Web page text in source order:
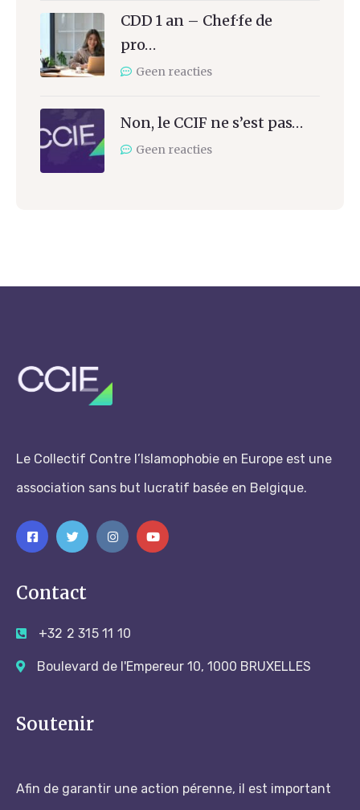
CDD 1 an – Chef·fe de
pro…
Geen reacties
Non, le CCIF ne s’est pas…
Geen reacties
Le Collectif Contre l’Islamophobie en Europe est une
association sans but lucratif basée en Belgique.
Contact
+32 2 315 11 10
Boulevard de l'Empereur 10, 1000 BRUXELLES
Soutenir
Afin de garantir une action pérenne, il est important